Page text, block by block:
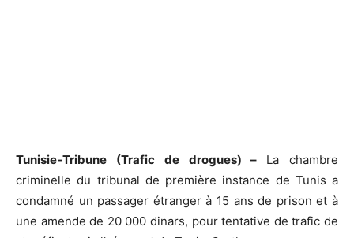
Tunisie-Tribune (Trafic de drogues) – La chambre
criminelle du tribunal de première instance de Tunis a
condamné un passager étranger à 15 ans de prison et à
une amende de 20 000 dinars, pour tentative de trafic de